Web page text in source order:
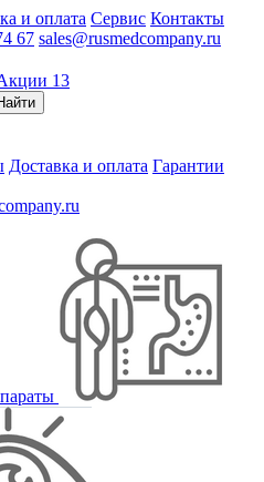
и оплата Сервис Контакты
67 sales@rusmedcompany.ru
13
Доставка и оплата Гарантии